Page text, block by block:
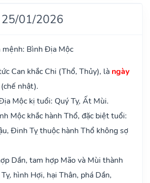
25/01/2026
mệnh: Bình Địa Mộc
Can khắc Chi (Thổ, Thủy), là ngày
nhật).
Mộc kị tuổi: Quý Tỵ, Ất Mùi.
Mộc khắc hành Thổ, đặc biệt tuổi:
Đinh Tỵ thuộc hành Thổ không sợ
Dần, tam hợp Mão và Mùi thành
hình Hợi, hại Thân, phá Dần,